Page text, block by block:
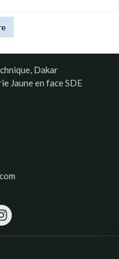
Dakar
Jaune en face SDE